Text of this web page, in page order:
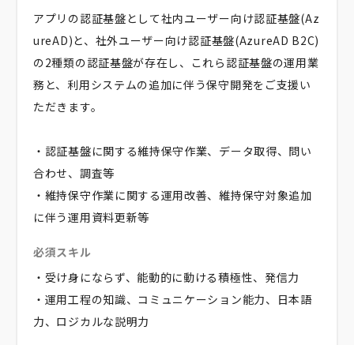
アプリの認証基盤として社内ユーザー向け認証基盤(Az
ureAD)と、社外ユーザー向け認証基盤(AzureAD B2C)
の2種類の認証基盤が存在し、これら認証基盤の運用業
務と、利用システムの追加に伴う保守開発をご支援い
ただきます。
・認証基盤に関する維持保守作業、データ取得、問い
合わせ、調査等
・維持保守作業に関する運用改善、維持保守対象追加
に伴う運用資料更新等
必須スキル
・受け身にならず、能動的に動ける積極性、発信力
・運用工程の知識、コミュニケーション能力、日本語
力、ロジカルな説明力